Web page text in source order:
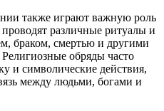
также играют важную роль
различные ритуалы и
браком, смертью и другими
обряды часто
и символические действия,
между людьми, богами и